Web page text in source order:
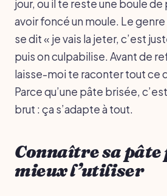
jour, ou il te reste une boule
avoir foncé un moule. Le
se dit « je vais la jeter, c’est
puis on culpabilise. Avant de
laisse-moi te raconter tout ce
Parce qu’une pâte brisée,
brut : ça s’adapte à tout.
Connaître sa pâte
mieux l’utiliser